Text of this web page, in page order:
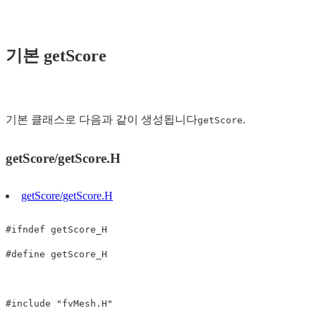
기본 getScore
기본 클래스로 다음과 같이 생성됩니다getScore.
getScore/getScore.H
getScore/getScore.H
#ifndef getScore_H
#define getScore_H
#include "fvMesh.H"